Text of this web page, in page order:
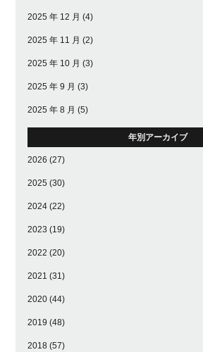
2025 年 12 月 (4)
2025 年 11 月 (2)
2025 年 10 月 (3)
2025 年 9 月 (3)
2025 年 8 月 (5)
年別アーカイブ
2026 (27)
2025 (30)
2024 (22)
2023 (19)
2022 (20)
2021 (31)
2020 (44)
2019 (48)
2018 (57)